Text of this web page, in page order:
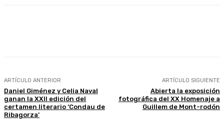
ARTÍCULO ANTERIOR
Daniel Giménez y Celia Naval
ganan la XXII edición del
certamen literario ‘Condau de
Ribagorza’
ARTÍCULO SIGUIENTE
Abierta la exposición
fotográfica del XX Homenaje a
Guillem de Mont-rodón